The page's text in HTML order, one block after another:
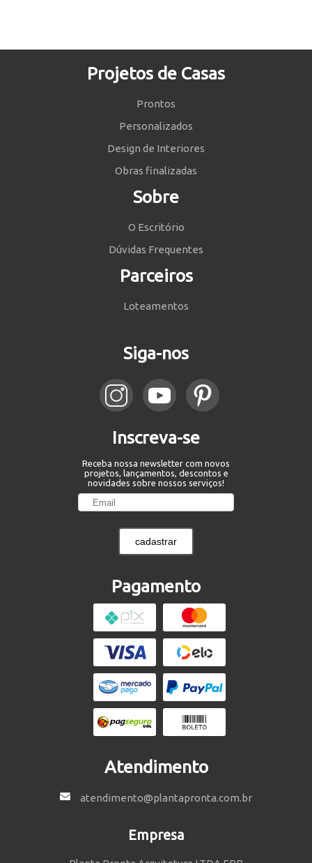
Projetos de Casas
Prontos
Personalizados
Design de Interiores
Obras finalizadas
Sobre
O Escritório
Dúvidas Frequentes
Parceiros
Loteamentos
Siga-nos
Inscreva-se
Receba nossa newsletter com novos
projetos, lançamentos, descontos e
novidades sobre nossos serviços!
cadastrar
Pagamento
Atendimento
atendimento@plantapronta.com.br
Empresa